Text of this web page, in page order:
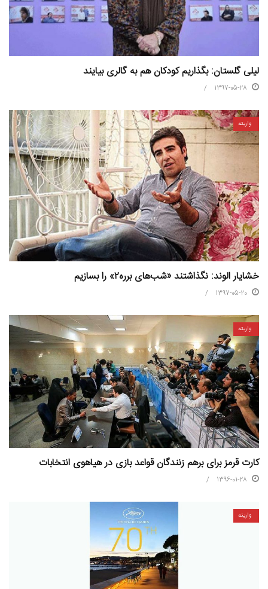
لیلی گلستان: بگذاریم کودکان هم به گالری‌ بیایند
1397-05-28
واریته
خشایار الوند: نگذاشتند «شب‌های برره۲» را بسازیم
1397-05-20
واریته
کارت قرمز برای برهم زنندگان قواعد بازی در هیاهوی انتخابات
1396-01-28
واریته